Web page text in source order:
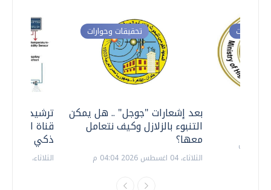
ترشيدا
قناة
ذكي
الثلاثاء، 14 يوليو 2026 06:11 م
تحقيقات وحوارات
بعد إشعارات "جوجل" .. هل يمكن
التنبوء بالزلازل وكيف نتعامل
معها؟
الثلاثاء، 04 اغسطس 2026 04:04 م
وحوارات